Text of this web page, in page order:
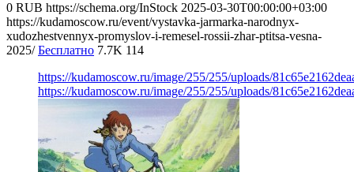
0 RUB https://schema.org/InStock 2025-03-30T00:00:00+03:00
https://kudamoscow.ru/event/vystavka-jarmarka-narodnyx-
xudozhestvennyx-promyslov-i-remesel-rossii-zhar-ptitsa-vesna-
2025/ Бесплатно 7.7K 114
https://kudamoscow.ru/image/255/255/uploads/
https://kudamoscow.ru/image/255/255/uploads/